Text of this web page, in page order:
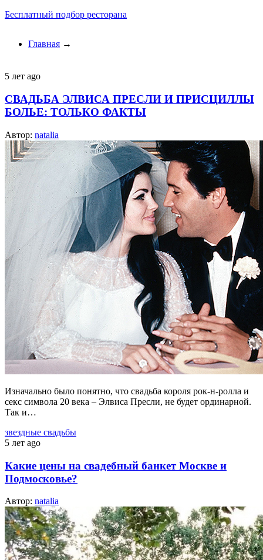
Бесплатный подбор ресторана
Главная →
5 лет ago
СВАДЬБА ЭЛВИСА ПРЕСЛИ И ПРИСЦИЛЛЫ
БОЛЬЕ: ТОЛЬКО ФАКТЫ
Автор: natalia
Изначально было понятно, что свадьба короля рок-н-ролла и
секс символа 20 века – Элвиса Пресли, не будет ординарной.
Так и…
звездные свадьбы
5 лет ago
Какие цены на свадебный банкет Москве и
Подмосковье?
Автор: natalia